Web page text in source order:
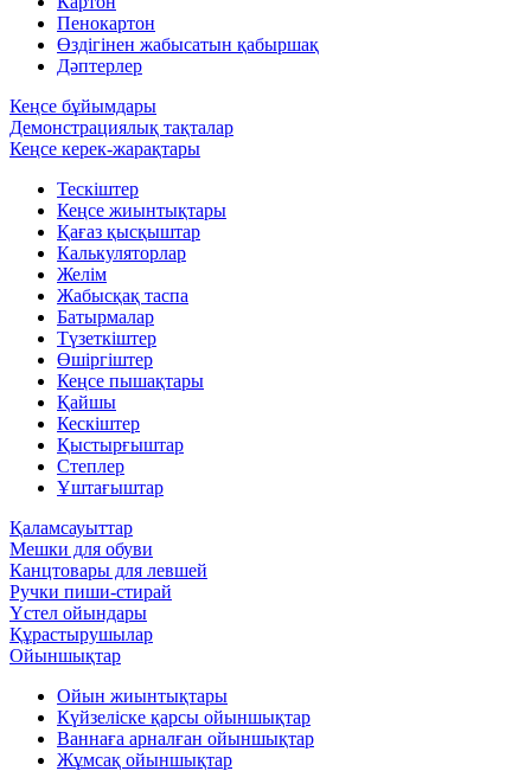
Пенокартон
Өздігінен жабысатын қабыршақ
Дәптерлер
Кеңсе бұйымдары
Демонстрациялық тақталар
Кеңсе керек-жарақтары
Тескіштер
Кеңсе жиынтықтары
Қағаз қысқыштар
Калькуляторлар
Желім
Жабысқақ таспа
Батырмалар
Түзеткіштер
Өшіргіштер
Кеңсе пышақтары
Қайшы
Кескіштер
Қыстырғыштар
Степлер
Ұштағыштар
Қаламсауыттар
Мешки для обуви
Канцтовары для левшей
Ручки пиши-стирай
Үстел ойындары
Құрастырушылар
Ойыншықтар
Ойын жиынтықтары
Күйзеліске қарсы ойыншықтар
Ваннаға арналған ойыншықтар
Жұмсақ ойыншықтар